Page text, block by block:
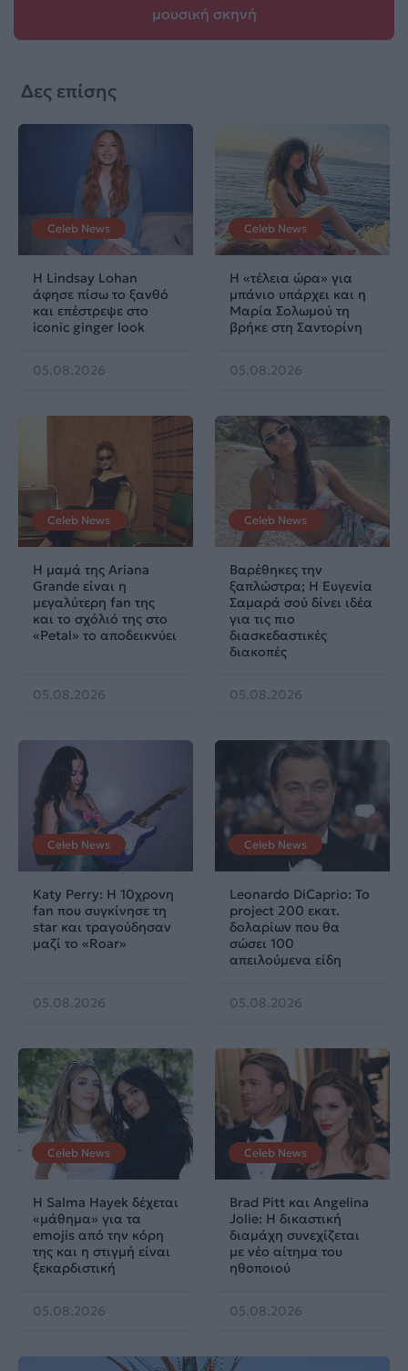
μουσική σκηνή
Δες επίσης
Celeb News
Η Lindsay Lohan
άφησε πίσω το ξανθό
και επέστρεψε στο
iconic ginger look
05.08.2026
Celeb News
Η «τέλεια ώρα» για
μπάνιο υπάρχει και η
Μαρία Σολωμού τη
βρήκε στη Σαντορίνη
05.08.2026
Celeb News
Η μαμά της Ariana
Grande είναι η
μεγαλύτερη fan της
και το σχόλιό της στο
«Petal» το αποδεικνύει
05.08.2026
Celeb News
Βαρέθηκες την
ξαπλώστρα; Η Ευγενία
Σαμαρά σού δίνει ιδέα
για τις πιο
διασκεδαστικές
διακοπές
05.08.2026
Celeb News
Katy Perry: Η 10χρονη
fan που συγκίνησε τη
star και τραγούδησαν
μαζί το «Roar»
05.08.2026
Celeb News
Leonardo DiCaprio: Το
project 200 εκατ.
δολαρίων που θα
σώσει 100
απειλούμενα είδη
05.08.2026
Celeb News
Η Salma Hayek δέχεται
«μάθημα» για τα
emojis από την κόρη
της και η στιγμή είναι
ξεκαρδιστική
05.08.2026
Celeb News
Brad Pitt και Angelina
Jolie: Η δικαστική
διαμάχη συνεχίζεται
με νέο αίτημα του
ηθοποιού
05.08.2026